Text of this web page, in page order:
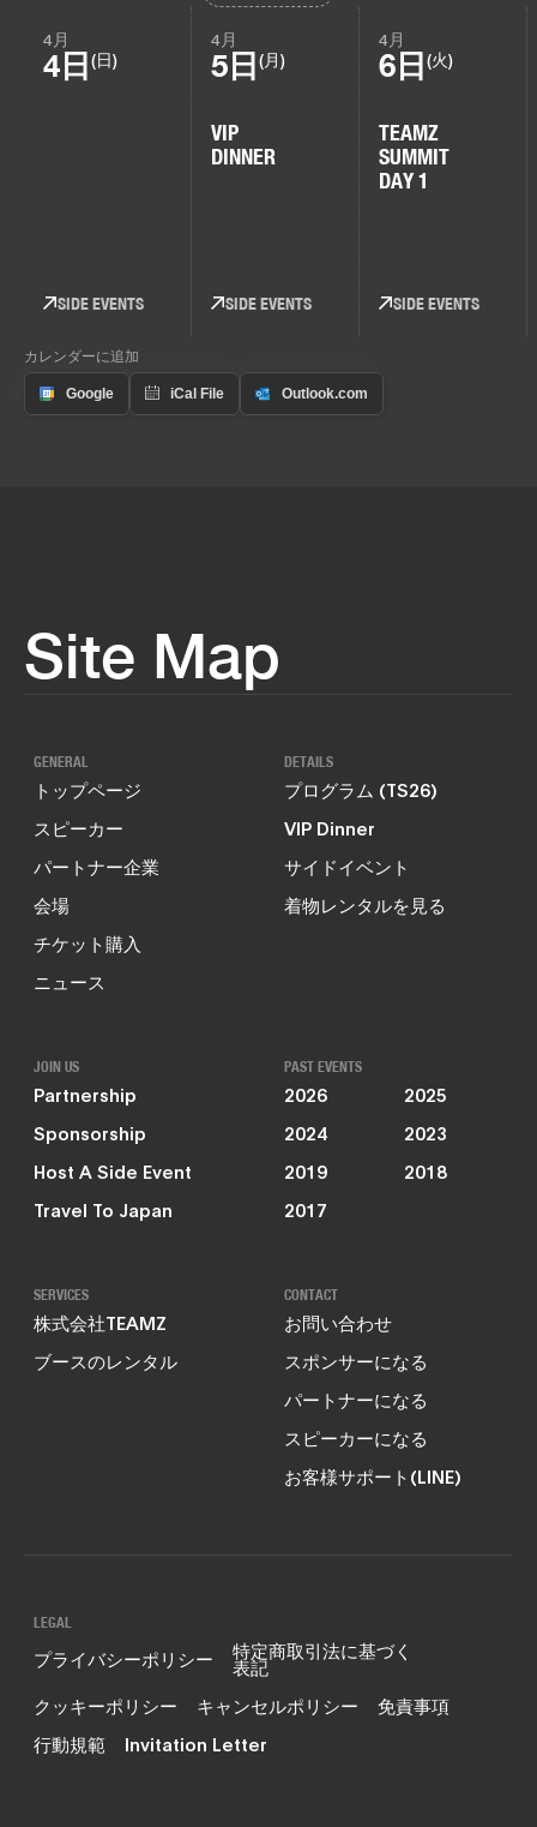
4月
4日 (日)
SIDE EVENTS
4月
5日 (月)
VIP
DINNER
SIDE EVENTS
4月
6日 (火)
TEAMZ
SUMMIT
DAY 1
SIDE EVENTS
カレンダーに追加
Site Map
GENERAL
トップページ
スピーカー
パートナー企業
会場
チケット購入
ニュース
DETAILS
プログラム (TS26)
VIP Dinner
サイドイベント
着物レンタルを見る
JOIN US
Partnership
Sponsorship
Host A Side Event
Travel To Japan
PAST EVENTS
2026
2025
2024
2023
2019
2018
2017
SERVICES
株式会社TEAMZ
ブースのレンタル
CONTACT
お問い合わせ
スポンサーになる
パートナーになる
スピーカーになる
お客様サポート(LINE)
LEGAL
プライバシーポリシー 特定商取引法に基づく
表記
クッキーポリシー
キャンセルポリシー
免責事項
行動規範
Invitation Letter